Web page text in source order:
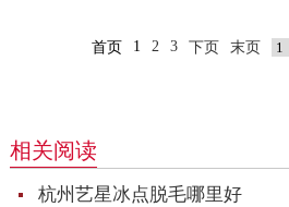
首页 1 2 3 下页 末页
相关阅读
杭州艺星冰点脱毛哪里好